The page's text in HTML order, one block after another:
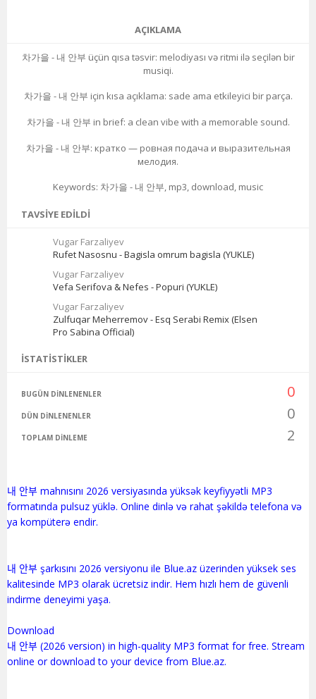
AÇIKLAMA
차가을 - 내 안부 üçün qısa təsvir: melodiyası və ritmi ilə seçilən bir
musiqi.
차가을 - 내 안부 için kısa açıklama: sade ama etkileyici bir parça.
차가을 - 내 안부 in brief: a clean vibe with a memorable sound.
차가을 - 내 안부: кратко — ровная подача и выразительная
мелодия.
Keywords: 차가을 - 내 안부, mp3, download, music
TAVSIYE EDILDI
Vugar Farzaliyev
Rufet Nasosnu - Bagisla omrum bagisla (YUKLE)
Vugar Farzaliyev
Vefa Serifova & Nefes - Popuri (YUKLE)
Vugar Farzaliyev
Zulfuqar Meherremov - Esq Serabi Remix (Elsen
Pro Sabina Official)
İSTATISTIKLER
BUGÜN DINLENENLER 0
DÜN DINLENENLER 0
TOPLAM DINLEME 2
내 안부 mahnısını 2026 versiyasında yüksək keyfiyyətli MP3
formatında pulsuz yüklə. Online dinlə və rahat şəkildə telefona və
ya kompüterə endir.
내 안부 şarkısını 2026 versiyonu ile Blue.az üzerinden yüksek ses
kalitesinde MP3 olarak ücretsiz indir. Hem hızlı hem de güvenli
indirme deneyimi yaşa.
Download
내 안부 (2026 version) in high-quality MP3 format for free. Stream
online or download to your device from Blue.az.